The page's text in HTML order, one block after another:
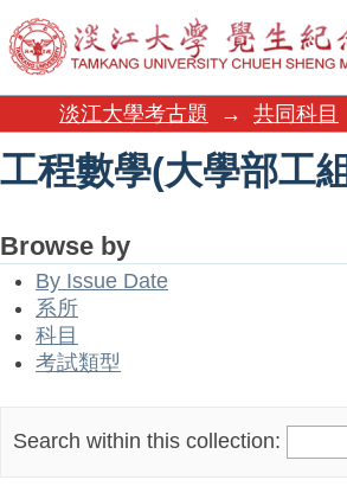
工程數學(大學部工
淡江大學考古題 → 共同科目
工程數學(大學部工
Browse by
By Issue Date
系所
科目
考試類型
Search within this collection: